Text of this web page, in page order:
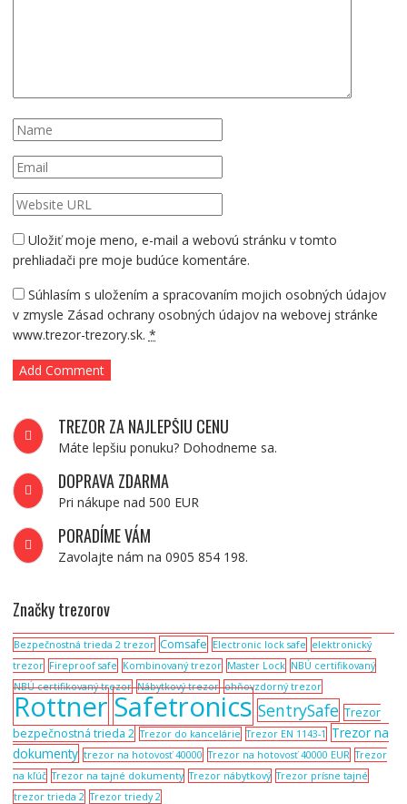
Uložiť moje meno, e-mail a webovú stránku v tomto
prehliadači pre moje budúce komentáre.
Súhlasím s uložením a spracovaním mojich osobných údajov
v zmysle Zásad ochrany osobných údajov na webovej stránke
www.trezor-trezory.sk. *
TREZOR ZA NAJLEPŠIU CENU
Máte lepšiu ponuku? Dohodneme sa.
DOPRAVA ZDARMA
Pri nákupe nad 500 EUR
PORADÍME VÁM
Zavolajte nám na 0905 854 198.
Značky trezorov
Bezpečnostná trieda 2 trezor Comsafe Electronic lock safe elektronický
trezor Fireproof safe Kombinovaný trezor Master Lock NBÚ certifikovaný
NBÚ certifikovaný trezor Nábytkový trezor ohňovzdorný trezor
RottnerSafetronics SentrySafe Trezor
bezpečnostná trieda 2 Trezor do kancelárie Trezor EN 1143-1
Trezor na
dokumenty trezor na hotovosť 40000 Trezor na hotovosť 40000 EUR Trezor
na kľúč Trezor na tajné dokumenty Trezor nábytkový Trezor prísne tajné
trezor trieda 2 Trezor triedy 2